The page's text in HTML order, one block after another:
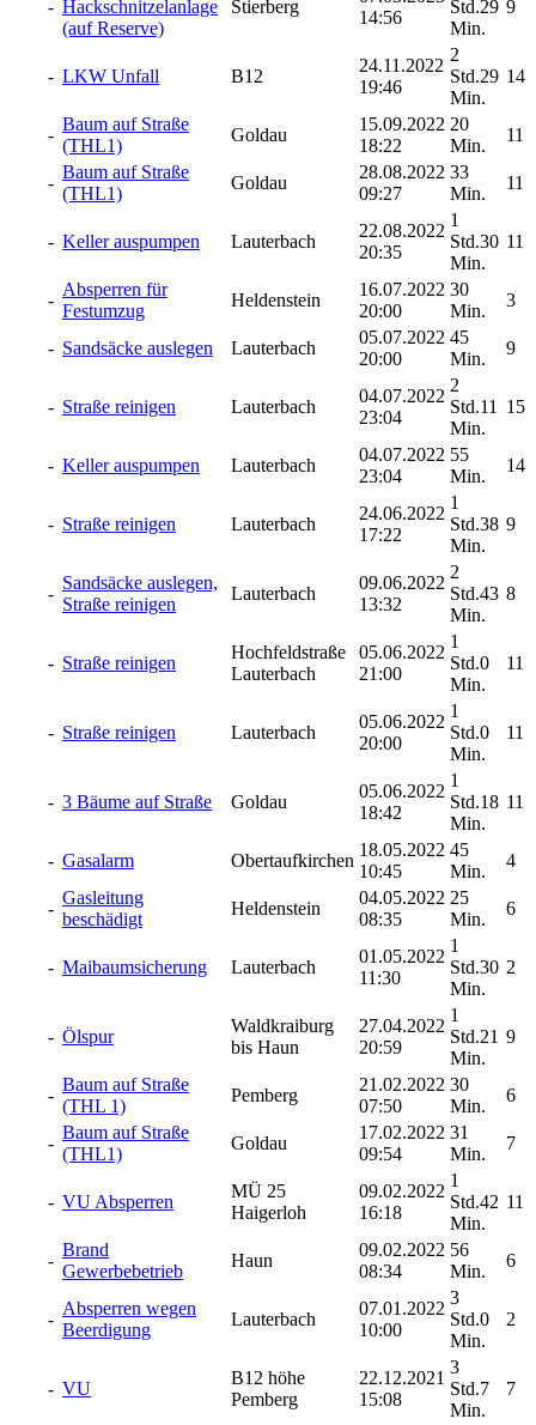
- Hackschnitzelanlage
(auf Reserve)
Stierberg
14:56
Std.29
Min.
9
- LKW Unfall B12
24.11.2022
19:46
2
Std.29
Min.
14
-
Baum auf Straße
(THL1)
Goldau
15.09.2022
18:22
20
Min.
11
-
Baum auf Straße
(THL1)
Goldau
28.08.2022
09:27
33
Min.
11
- Keller auspumpen Lauterbach
22.08.2022
20:35
1
Std.30
Min.
11
-
Absperren für
Festumzug
Heldenstein
16.07.2022
20:00
30
Min.
3
- Sandsäcke auslegen Lauterbach
05.07.2022
20:00
45
Min.
9
- Straße reinigen Lauterbach
04.07.2022
23:04
2
Std.11
Min.
15
- Keller auspumpen Lauterbach
04.07.2022
23:04
55
Min.
14
- Straße reinigen Lauterbach
24.06.2022
17:22
1
Std.38
Min.
9
-
Sandsäcke auslegen,
Straße reinigen
Lauterbach
09.06.2022
13:32
2
Std.43
Min.
8
- Straße reinigen
Hochfeldstraße
Lauterbach
05.06.2022
21:00
1
Std.0
Min.
11
- Straße reinigen Lauterbach
05.06.2022
20:00
1
Std.0
Min.
11
- 3 Bäume auf Straße Goldau
05.06.2022
18:42
1
Std.18
Min.
11
- Gasalarm Obertaufkirchen
18.05.2022
10:45
45
Min.
4
-
Gasleitung
beschädigt
Heldenstein
04.05.2022
08:35
25
Min.
6
- Maibaumsicherung Lauterbach
01.05.2022
11:30
1
Std.30
Min.
2
- Ölspur
Waldkraiburg
bis Haun
27.04.2022
20:59
1
Std.21
Min.
9
-
Baum auf Straße
(THL 1)
Pemberg
21.02.2022
07:50
30
Min.
6
-
Baum auf Straße
(THL1)
Goldau
17.02.2022
09:54
31
Min.
7
- VU Absperren
MÜ 25
Haigerloh
09.02.2022
16:18
1
Std.42
Min.
11
-
Brand
Gewerbebetrieb
Haun
09.02.2022
08:34
56
Min.
6
-
Absperren wegen
Beerdigung
Lauterbach
07.01.2022
10:00
3
Std.0
Min.
2
- VU
B12 höhe
Pemberg
22.12.2021
15:08
3
Std.7
Min.
7